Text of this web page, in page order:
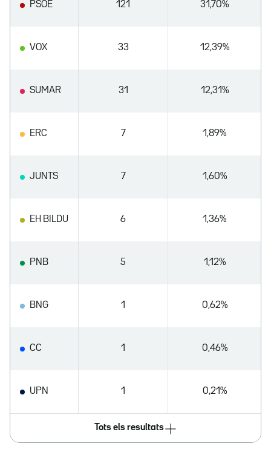
PSOE 121 31,70%
VOX 33 12,39%
SUMAR 31 12,31%
ERC 7 1,89%
JUNTS 7 1,60%
EH BILDU 6 1,36%
PNB 5 1,12%
BNG 1 0,62%
CC 1 0,46%
UPN 1 0,21%
Tots els resultats